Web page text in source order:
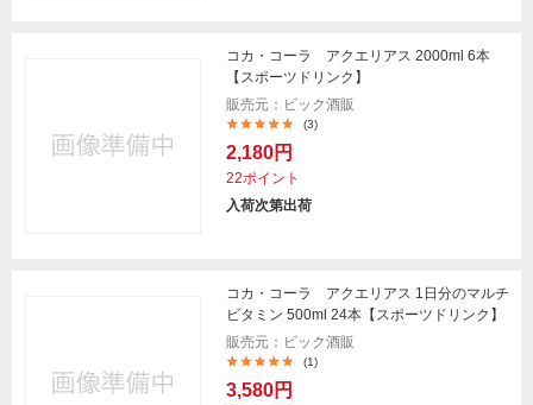
コカ・コーラ アクエリアス 2000ml 6本
【スポーツドリンク】
販売元：ビック酒販
(3)
2,180円
22ポイント
入荷次第出荷
コカ・コーラ アクエリアス 1日分のマルチ
ビタミン 500ml 24本【スポーツドリンク】
販売元：ビック酒販
(1)
3,580円